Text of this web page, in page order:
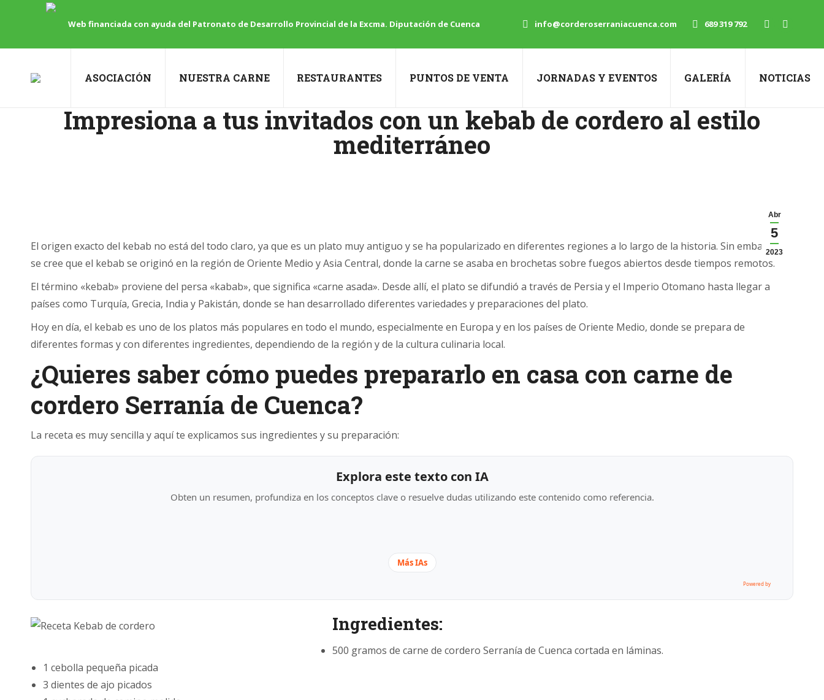
Web financiada con ayuda del Patronato de Desarrollo Provincial de la Excma. Diputación de Cuenca info@corderoserraniacuenca.com 689 319 792
Facebook
page
in
page
in
ASOCIACIÓN NUESTRA CARNE RESTAURANTES PUNTOS DE VENTA JORNADAS Y EVENTOS GALERÍA NOTICIAS
Impresiona a tus invitados con un kebab de cordero al estilo
mediterráneo
Abr
5
2023
El origen exacto del kebab no está del todo claro, ya que es un plato muy antiguo y se ha popularizado en diferentes regiones a lo largo de la historia. Sin embargo,
se cree que el kebab se originó en la región de Oriente Medio y Asia Central, donde la carne se asaba en brochetas sobre fuegos abiertos desde tiempos remotos.
El término «kebab» proviene del persa «kabab», que significa «carne asada». Desde allí, el plato se difundió a través de Persia y el Imperio Otomano hasta llegar a
países como Turquía, Grecia, India y Pakistán, donde se han desarrollado diferentes variedades y preparaciones del plato.
Hoy en día, el kebab es uno de los platos más populares en todo el mundo, especialmente en Europa y en los países de Oriente Medio, donde se prepara de
diferentes formas y con diferentes ingredientes, dependiendo de la región y de la cultura culinaria local.
¿Quieres saber cómo puedes prepararlo en casa con carne de
cordero Serranía de Cuenca?
La receta es muy sencilla y aquí te explicamos sus ingredientes y su preparación:
Explora este texto con IA
Obten un resumen, profundiza en los conceptos clave o resuelve dudas utilizando este contenido como referencia.
Más IAs
Powered by
Ingredientes:
500 gramos de carne de cordero Serranía de Cuenca cortada en láminas.
1 cebolla pequeña picada
3 dientes de ajo picados